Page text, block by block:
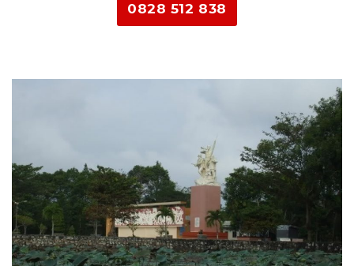
0828 512 838